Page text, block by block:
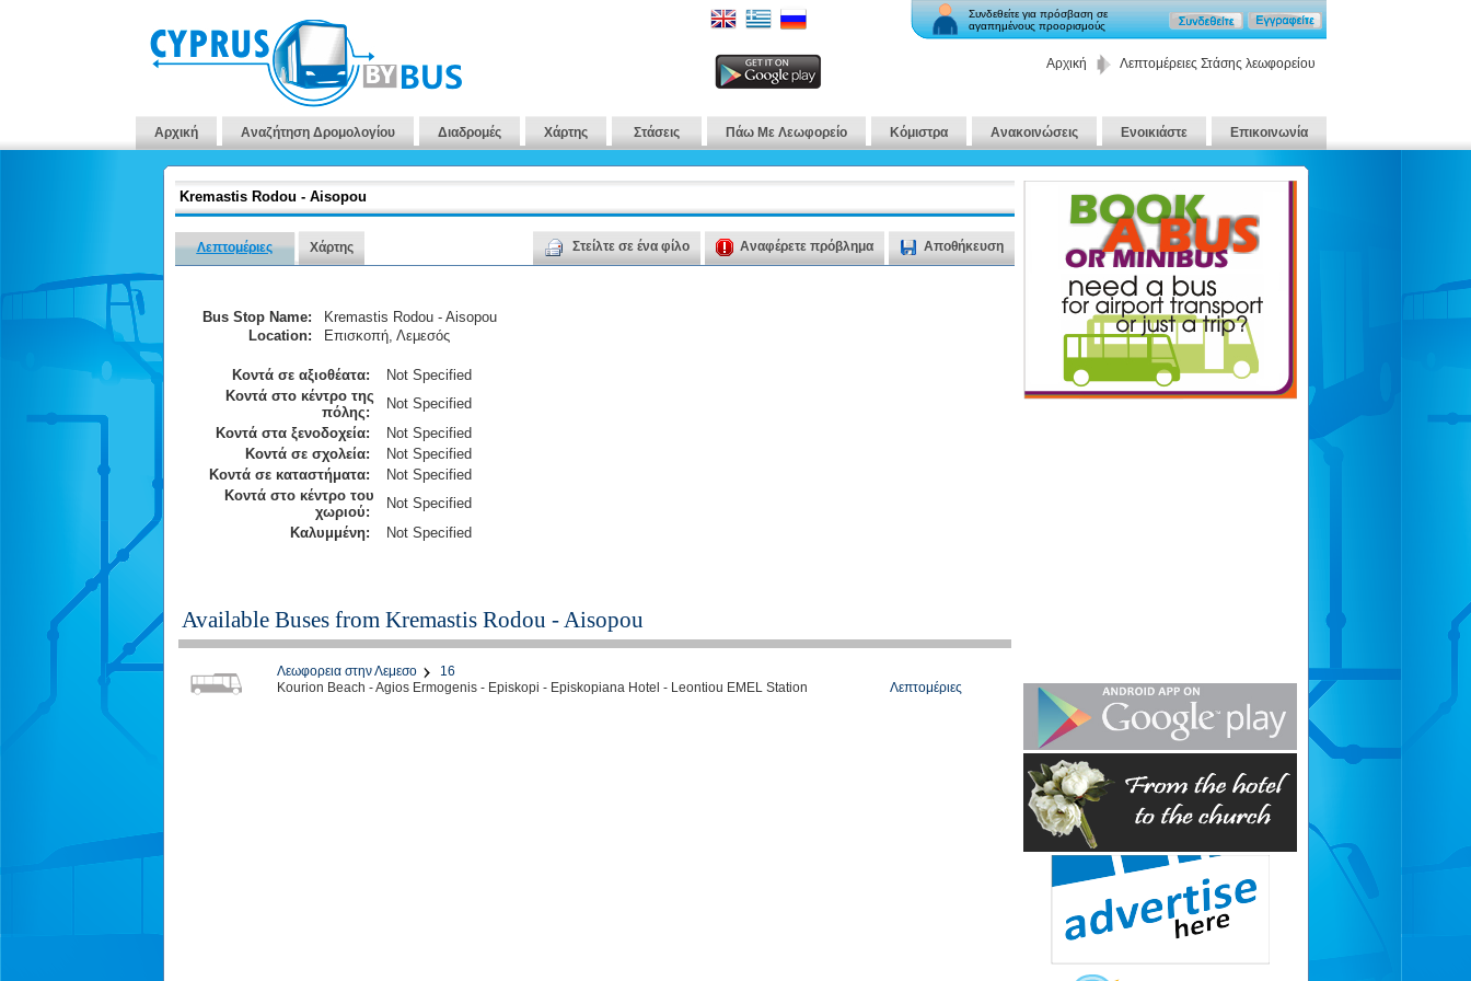
Συνδεθείτε για πρόσβαση σε
αγαπημένους προορισμούς
Αρχική Λεπτομέρειες Στάσης λεωφορείου
Αρχική Αναζήτηση Δρομολογίου Διαδρομές Χάρτης Στάσεις Πάω Με Λεωφορείο Κόμιστρα Ανακοινώσεις Ενοικιάστε Επικοινωνία
Kremastis Rodou - Aisopou
Λεπτομέριες Χάρτης Στείλτε σε ένα φίλο Αναφέρετε πρόβλημα Αποθήκευση
Bus Stop Name:
Kremastis Rodou - Aisopou
Location:
Επισκοπή, Λεμεσός
Κοντά σε αξιοθέατα:
Not Specified
Κοντά στο κέντρο της
πόλης:
Not Specified
Κοντά στα ξενοδοχεία:
Not Specified
Κοντά σε σχολεία:
Not Specified
Κοντά σε καταστήματα:
Not Specified
Κοντά στο κέντρο του
χωριού:
Not Specified
Καλυμμένη:
Not Specified
Available Buses from Kremastis Rodou - Aisopou
Λεωφορεια στην Λεμεσο
16
Kourion Beach - Agios Ermogenis - Episkopi - Episkopiana Hotel - Leontiou EMEL Station
Λεπτομέριες